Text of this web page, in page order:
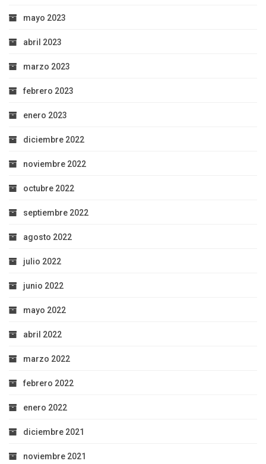
mayo 2023
abril 2023
marzo 2023
febrero 2023
enero 2023
diciembre 2022
noviembre 2022
octubre 2022
septiembre 2022
agosto 2022
julio 2022
junio 2022
mayo 2022
abril 2022
marzo 2022
febrero 2022
enero 2022
diciembre 2021
noviembre 2021